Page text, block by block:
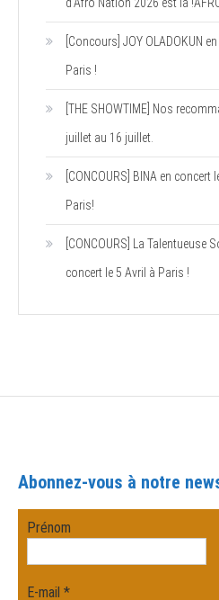
[Concours] JOY OLADOKUN
Paris !
[THE SHOWTIME] Nos
juillet au 16 juillet.
[CONCOURS] BINA en
Paris!
[CONCOURS] La Talentueuse
concert le 5 Avril à Paris !
Abonnez-vous à notre
Prénom
E-mail*